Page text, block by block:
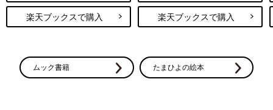
切り取って使える、「赤ちゃんの月齢別 発育・発達見通し表」
つき。
楽天ブックスで購入 楽天ブックスで購入
ムック書籍 たまひよの絵本